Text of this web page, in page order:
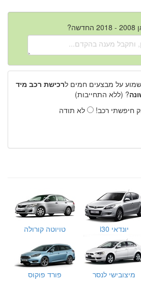
על מבצעים חמים לרכישת רכב מיד
? (ללא התחייבות)
חיפשתי רכב!
לא תודה
יונדאי i30 טויוטה קורולה
מיצובישי לנסר פורד פוקוס